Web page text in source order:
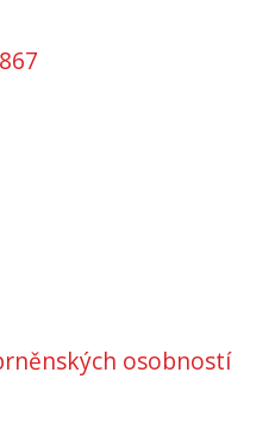
osobností